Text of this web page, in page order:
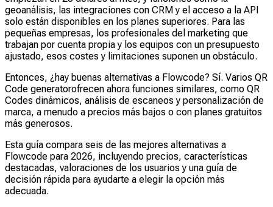
geoanálisis, las integraciones con CRM y el acceso a la API
solo están disponibles en los planes superiores. Para las
pequeñas empresas, los profesionales del marketing que
trabajan por cuenta propia y los equipos con un presupuesto
ajustado, esos costes y limitaciones suponen un obstáculo.
Entonces, ¿hay buenas alternativas a Flowcode? Sí. Varios QR
Code generatorofrecen ahora funciones similares, como QR
Codes dinámicos, análisis de escaneos y personalización de
marca, a menudo a precios más bajos o con planes gratuitos
más generosos.
Esta guía compara seis de las mejores alternativas a
Flowcode para 2026, incluyendo precios, características
destacadas, valoraciones de los usuarios y una guía de
decisión rápida para ayudarte a elegir la opción más
adecuada.